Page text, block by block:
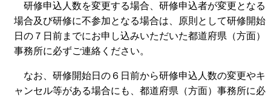
研修申込人数を変更する場合、研修申込者が変更となる
場合及び研修に不参加となる場合は、原則として研修開始
日の７日前までにお申し込みいただいた都道府県（方面）
事務所に必ずご連絡ください。
なお、研修開始日の６日前から研修申込人数の変更やキ
ャンセル等がある場合にも、都道府県（方面）事務所に必